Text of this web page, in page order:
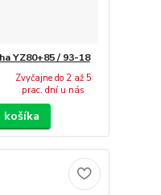
YZ80+85 / 93-18
Zvyčajne do 2 až 5
prac. dní u nás
košíka